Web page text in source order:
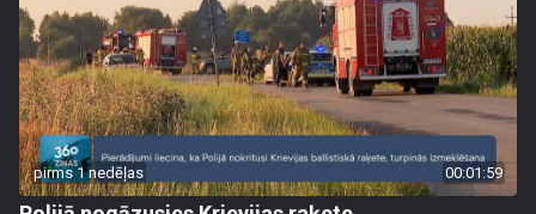
pirms 1 nedēļas 00:01:59